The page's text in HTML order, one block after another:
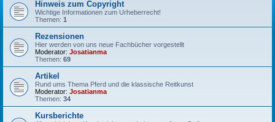
Hinweis zum Copyright
Wichtige Informationen zum Urheberrecht!
Themen: 1
Rezensionen
Hier werden von uns neue Fachbücher vorgestellt
Moderator: Josatianma
Themen: 69
Artikel
Rund ums Thema Pferd und die klassische Reitkunst
Moderator: Josatianma
Themen: 34
Kursberichte